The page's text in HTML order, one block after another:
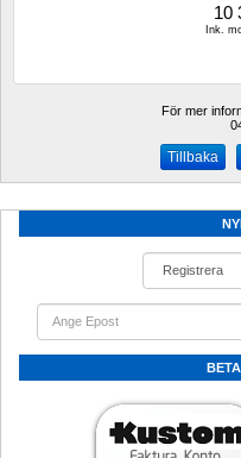
10
Ink.
För mer